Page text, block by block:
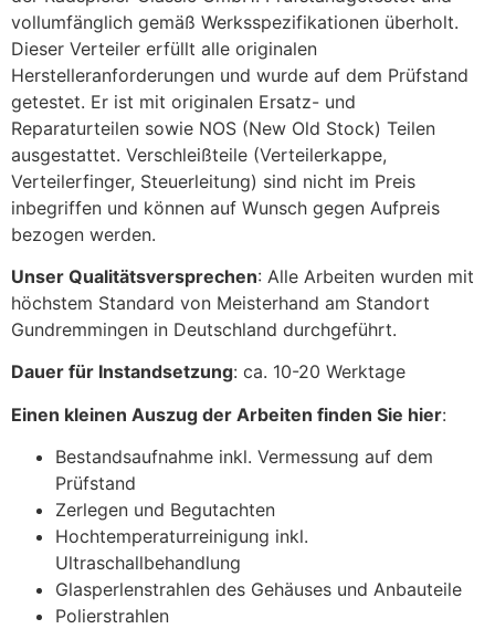
vollumfänglich gemäß Werksspezifikationen überholt.
Dieser Verteiler erfüllt alle originalen
Herstelleranforderungen und wurde auf dem Prüfstand
getestet. Er ist mit originalen Ersatz- und
Reparaturteilen sowie NOS (New Old Stock) Teilen
ausgestattet. Verschleißteile (Verteilerkappe,
Verteilerfinger, Steuerleitung) sind nicht im Preis
inbegriffen und können auf Wunsch gegen Aufpreis
bezogen werden.
Unser Qualitätsversprechen: Alle Arbeiten wurden mit
höchstem Standard von Meisterhand am Standort
Gundremmingen in Deutschland durchgeführt.
Dauer für Instandsetzung: ca. 10-20 Werktage
Einen kleinen Auszug der Arbeiten finden Sie hier:
Bestandsaufnahme inkl. Vermessung auf dem
Prüfstand
Zerlegen und Begutachten
Hochtemperaturreinigung inkl.
Ultraschallbehandlung
Glasperlenstrahlen des Gehäuses und Anbauteile
Polierstrahlen